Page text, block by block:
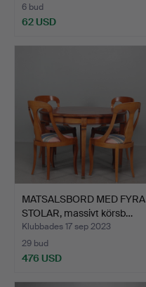
6 bud
62 USD
MATSALSBORD MED FYRA
STOLAR, massivt körsb…
Klubbades 17 sep 2023
29 bud
476 USD